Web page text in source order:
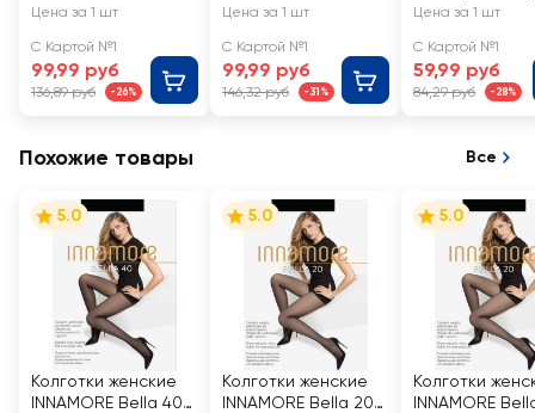
40 den, natural, Арт.
Цена за 1 шт
С Картой №1
99,99 руб
136,89 руб -26%
силиконовой
бежевые, Арт.
KP006
Цена за 1 шт
С Картой №1
99,99 руб
146,32 руб -31%
Арт. BMS02-01
Цена за 1 шт
С Картой №1
59,99 руб
84,29 руб -28%
Похожие товары Все
5.0
Колготки женские
INNAMORE Bella 40
5.0
Колготки женские
INNAMORE Bella 20
5.0
Колготки
INNAMORE